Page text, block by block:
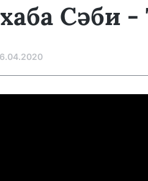
Сәби